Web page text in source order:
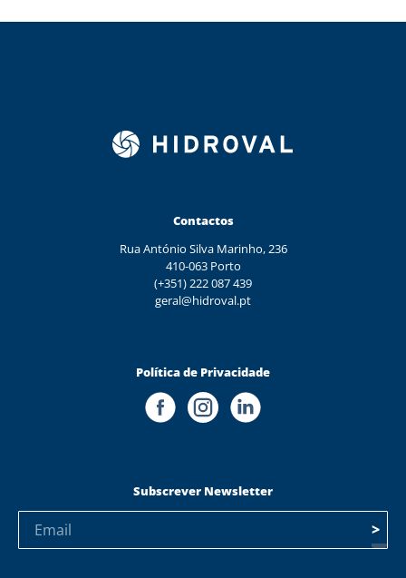
Contactos
Rua António Silva Marinho, 236
410-063 Porto
(+351) 222 087 439
geral@hidroval.pt
Política de Privacidade
Subscrever Newsletter
>